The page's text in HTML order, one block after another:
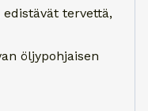
tervettä,
öljypohjaisen